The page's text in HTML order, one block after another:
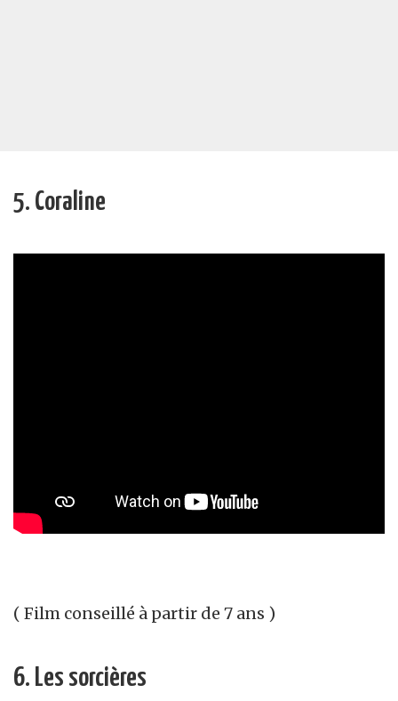
5. Coraline
( Film conseillé à partir de 7 ans )
6. Les sorcières